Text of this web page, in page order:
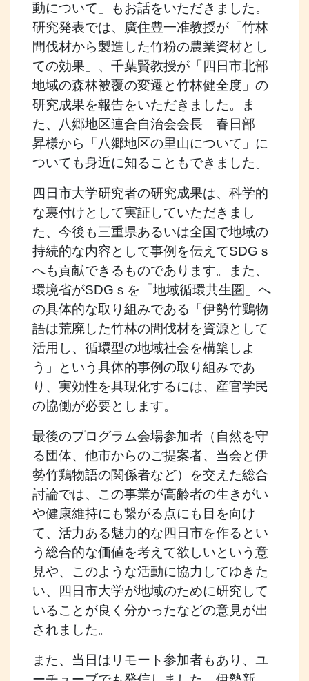
動について」もお話をいただきました。
研究発表では、廣住豊一准教授が「竹林
間伐材から製造した竹粉の農業資材とし
ての効果」、千葉賢教授が「四日市北部
地域の森林被覆の変遷と竹林健全度」の
研究成果を報告をいただきました。ま
た、八郷地区連合自治会会長 春日部
昇様から「八郷地区の里山について」に
ついても身近に知ることもできました。
四日市大学研究者の研究成果は、科学的
な裏付けとして実証していただきまし
た、今後も三重県あるいは全国で地域の
持続的な内容として事例を伝えてSDGｓ
へも貢献できるものであります。また、
環境省がSDGｓを「地域循環共生圏」へ
の具体的な取り組みである「伊勢竹鶏物
語は荒廃した竹林の間伐材を資源として
活用し、循環型の地域社会を構築しよ
う」という具体的事例の取り組みであ
り、実効性を具現化するには、産官学民
の協働が必要とします。
最後のプログラム会場参加者（自然を守
る団体、他市からのご提案者、当会と伊
勢竹鶏物語の関係者など）を交えた総合
討論では、この事業が高齢者の生きがい
や健康維持にも繋がる点にも目を向け
て、活力ある魅力的な四日市を作るとい
う総合的な価値を考えて欲しいという意
見や、このような活動に協力してゆきた
い、四日市大学が地域のために研究して
いることが良く分かったなどの意見が出
されました。
また、当日はリモート参加者もあり、ユ